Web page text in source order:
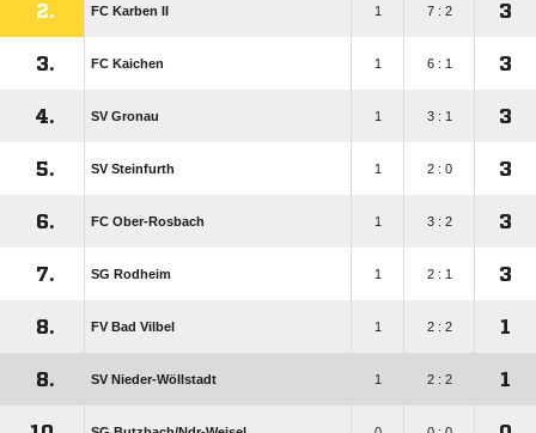
2. FC Karben II 1 7 : 2 3
3. FC Kaichen 1 6 : 1 3
4. SV Gronau 1 3 : 1 3
5. SV Steinfurth 1 2 : 0 3
6. FC Ober-Rosbach 1 3 : 2 3
7. SG Rodheim 1 2 : 1 3
8. FV Bad Vilbel 1 2 : 2 1
8. SV Nieder-Wöllstadt 1 2 : 2 1